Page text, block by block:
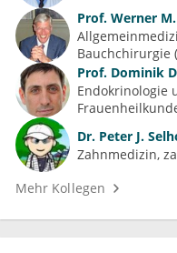
Prof. Werner
Bauchchirurgie
Prof. Dominik
Endokrinologie
Dr. Peter J.
Zahnmedizin,
Mehr Kollegen